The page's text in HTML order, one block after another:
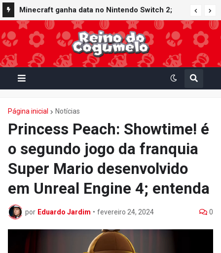
Minecraft ganha data no Nintendo Switch 2;
Super Mario Mash-Up receberá atualização
gráfica exclusiva
Página inicial Notícias
Princess Peach: Showtime! é
o segundo jogo da franquia
Super Mario desenvolvido
em Unreal Engine 4; entenda
por Eduardo Jardim • fevereiro 24, 2024 0